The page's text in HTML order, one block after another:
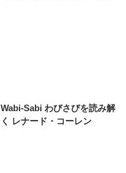
Wabi-Sabi わびさびを読み解
く レナード・コーレン